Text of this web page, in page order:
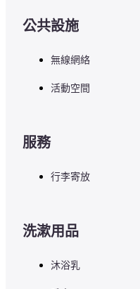
公共設施
無線網絡
活動空間
服務
行李寄放
洗漱用品
沐浴乳